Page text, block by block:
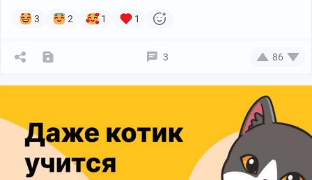
3 2 1 1
3 86